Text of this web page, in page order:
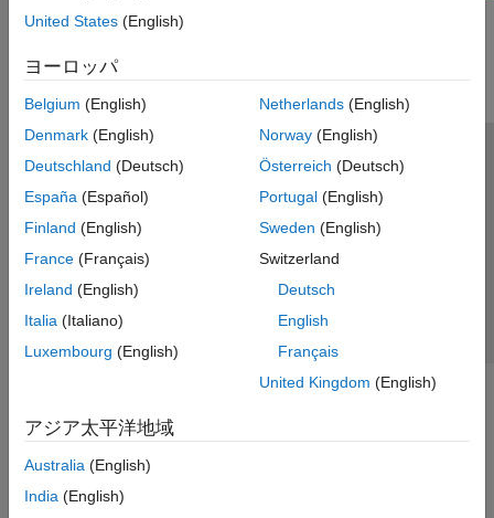
Workflows
Reporting and Database Access
Systems Engineering
Code Generation
Verification, Validation, and Test
Cloud Capabilities
Teaching and Learning
Mathematics and Optimization
Signal Processing
Test and Measurement
RF and Mixed Signal
Wireless Communications
How useful was this information?
United States (English)
ヨーロッパ
Belgium (English)
Denmark (English)
Deutschland (Deutsch)
España (Español)
Finland (English)
France (Français)
Ireland (English)
Italia (Italiano)
Luxembourg (English)
Netherlands(English)
Norway(English)
Österreich (Deutsch)
Portugal(English)
Sweden (English)
Switzerland
Deutsch
English
Français
United Kingdom (English)
アジア太平洋地域
Australia (English)
India (English)
トラストセンター
プライバシー ポリシー
違法コピー防止
アプリケーション ステータス
お問い合わせ
© 1994-2026 The MathWorks, Inc.